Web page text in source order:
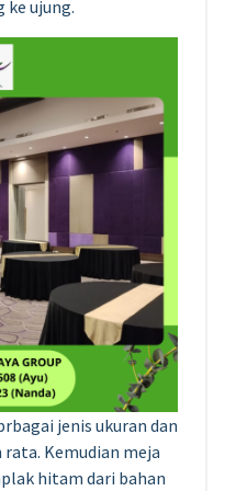
ke ujung.
jenis ukuran dan
Kemudian meja
hitam dari bahan